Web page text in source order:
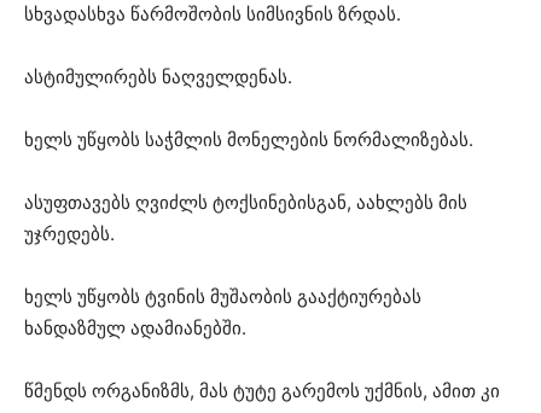
სხვადასხვა წარმოშობის სიმსივნის ზრდას.
ასტიმულირებს ნაღველდენას.
ხელს უწყობს საჭმლის მონელების ნორმალიზებას.
ასუფთავებს ღვიძლს ტოქსინებისგან, აახლებს მის
უჯრედებს.
ხელს უწყობს ტვინის მუშაობის გააქტიურებას
ხანდაზმულ ადამიანებში.
წმენდს ორგანიზმს, მას ტუტე გარემოს უქმნის, ამით კი